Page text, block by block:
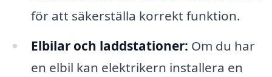
för att säkerställa korrekt funktion.
Elbilar och laddstationer: Om du har
en elbil kan elektrikern installera en